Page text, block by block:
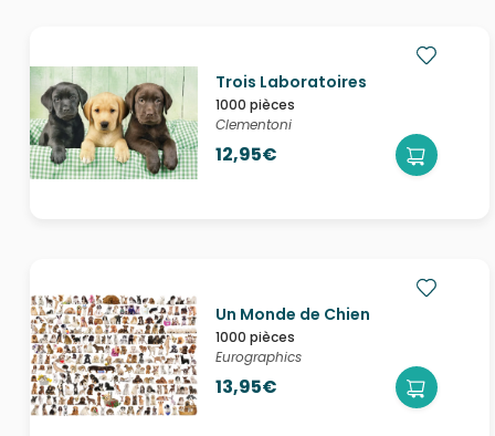
Trois Laboratoires
1000 pièces
Clementoni
12,95€
Un Monde de Chien
1000 pièces
Eurographics
13,95€